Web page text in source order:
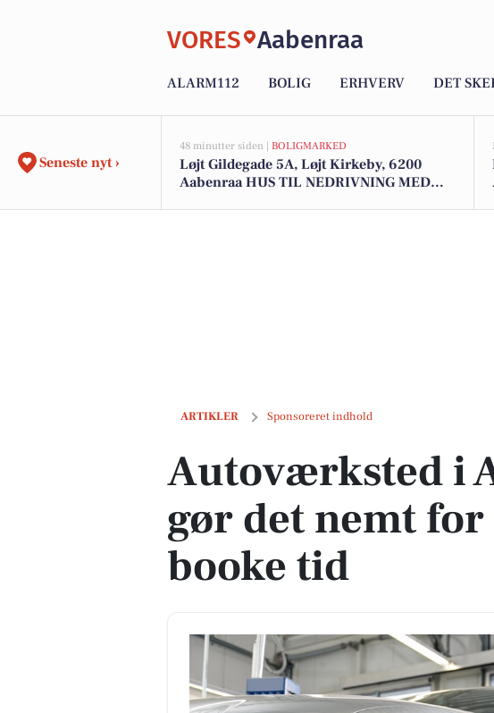
VORES Aabenraa
ALARM112 BOLIG ERHVERV DET
Seneste nyt ›
48 minutter siden | BOLIGMARKED
Løjt Gildegade 5A, Løjt Kirkeby, 6200
Aabenraa HUS TIL NEDRIVNING MED
ARTIKLER Sponsoreret indhold
Autoværksted i Aabenraa gør det nemt for familier at
Autoværksted i
gør det nemt
booke tid